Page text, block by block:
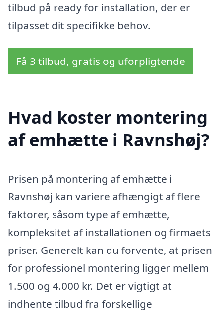
tilbud på ready for installation, der er
tilpasset dit specifikke behov.
Få 3 tilbud, gratis og uforpligtende
Hvad koster montering
af emhætte i Ravnshøj?
Prisen på montering af emhætte i
Ravnshøj kan variere afhængigt af flere
faktorer, såsom type af emhætte,
kompleksitet af installationen og firmaets
priser. Generelt kan du forvente, at prisen
for professionel montering ligger mellem
1.500 og 4.000 kr. Det er vigtigt at
indhente tilbud fra forskellige